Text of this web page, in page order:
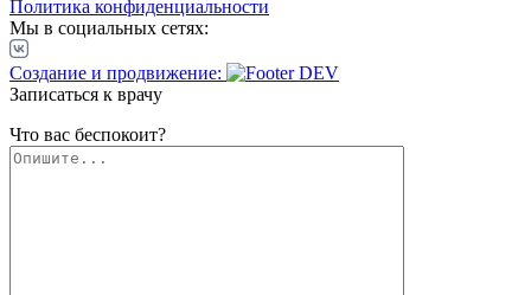
Политика конфиденциальности
Мы в социальных сетях:
Создание и продвижение:
Записаться к врачу
Что вас беспокоит?